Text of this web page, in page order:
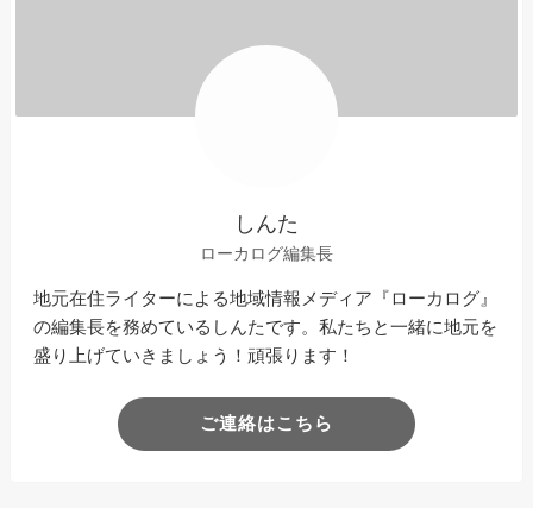
しんた
ローカログ編集長
地元在住ライターによる地域情報メディア『ローカログ』
の編集長を務めているしんたです。私たちと一緒に地元を
盛り上げていきましょう！頑張ります！
ご連絡はこちら